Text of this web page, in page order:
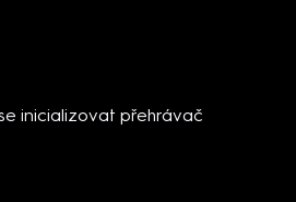
inicializovat přehrávač